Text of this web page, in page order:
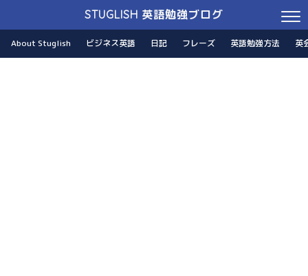
STUGLISH 英語勉強ブログ
About Stuglish ビジネス英語 日記 フレーズ 英語勉強方法 英